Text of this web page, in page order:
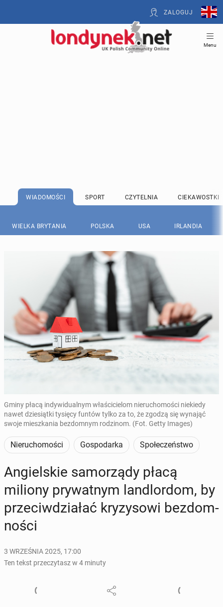
ZALOGUJ
Menu
WIADOMOŚCI SPORT CZYTELNIA CIEKAWOSTKI
WIELKA BRYTANIA POLSKA USA IRLANDIA
Gminy płacą indywidualnym właścicielom nieruchomości niekiedy
nawet dziesiątki tysięcy funtów tylko za to, że zgodzą się wynająć
swoje mieszkania bezdomnym rodzinom. (Fot. Getty Images)
Nieruchomości Gospodarka Społeczeństwo
An­giel­skie sa­mo­rzą­dy płacą
miliony pry­wat­nym lan­dlor­dom, by
prze­ciw­dzia­łać kry­zy­so­wi bez­dom­
no­ści
3 WRZEŚNIA 2025, 17:00
Ten tekst przeczytasz w 4 minuty